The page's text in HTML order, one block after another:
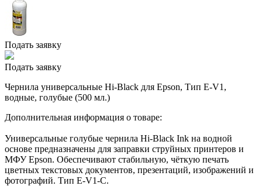
Подать заявку
Подать заявку
Чернила универсальные Hi-Black для Epson, Тип E-V1,
водные, голубые (500 мл.)
Дополнительная информация о товаре:
Универсальные голубые чернила Hi-Black Ink на водной
основе предназначены для заправки струйных принтеров и
МФУ Epson. Обеспечивают стабильную, чёткую печать
цветных текстовых документов, презентаций, изображений и
фотографий. Тип E-V1-C.